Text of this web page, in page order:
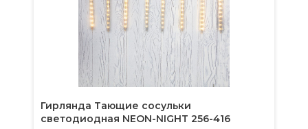
Гирлянда Тающие сосульки
светодиодная NEON-NIGHT 256-416